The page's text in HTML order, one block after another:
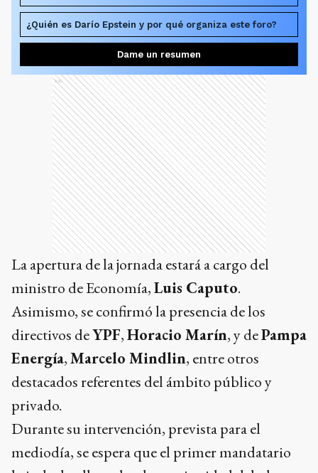
¿Quién es Darío Epstein y por qué organiza este foro?
Dame un resumen
Ads
La apertura de la jornada estará a cargo del
ministro de Economía,Luis Caputo.
Asimismo, se confirmó la presencia de los
directivos deYPF,Horacio Marín, y dePampa
Energía,Marcelo Mindlin, entre otros
destacados referentes del ámbito público y
privado.
Durante su intervención, prevista para el
mediodía, se espera que el primer mandatario